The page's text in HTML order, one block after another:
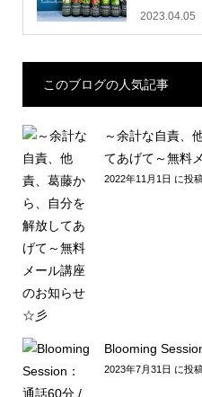
2023.04.05
このブログの人気記事
～余計な自責、
てあげて～無料
2022年11月1日 に投
Blooming
2023年7月31日 に投